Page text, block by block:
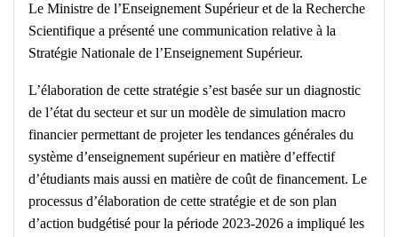
Le Ministre de l’Enseignement Supérieur et de la Recherche
Scientifique a présenté une communication relative à la
Stratégie Nationale de l’Enseignement Supérieur.
L’élaboration de cette stratégie s’est basée sur un diagnostic
de l’état du secteur et sur un modèle de simulation macro
financier permettant de projeter les tendances générales du
système d’enseignement supérieur en matière d’effectif
d’étudiants mais aussi en matière de coût de financement. Le
processus d’élaboration de cette stratégie et de son plan
d’action budgétisé pour la période 2023-2026 a impliqué les